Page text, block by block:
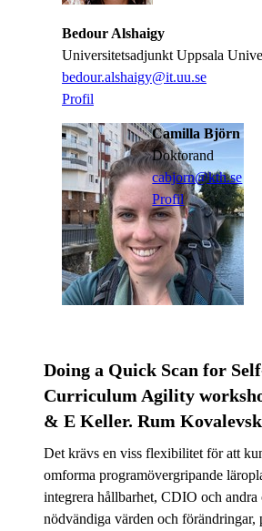
Bedour Alshaigy
Universitetsadjunkt Uppsala
​​​​​​​bedour.alshaigy@it.uu.se
​​​​​​​Profil
Camilla Björn
doktorand
cabjorn@kth.se
Profil
Doing a Quick Scan for
Curriculum Agility
& E Keller. Rum
Det krävs en viss flexibilitet för att
omforma programövergripande
integrera hållbarhet, CDIO och andra
nödvändiga värden och förändringar,